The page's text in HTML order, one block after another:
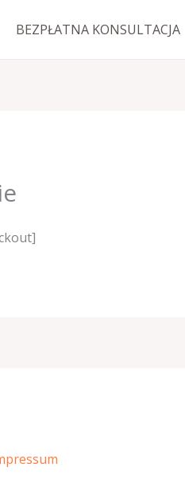
BEZPŁATNA KONSULTACJA